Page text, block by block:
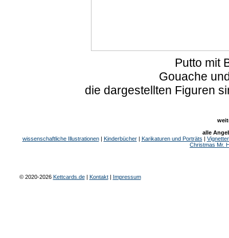
Putto mit
Gouache
die dargestellten Figuren
alle
wissenschaftliche Illustrationen| Kinderbücher| Karikaturen und Porträts |
Christmas Mr.
© 2020-2026 Kettcards.de| Kontakt| Impressum